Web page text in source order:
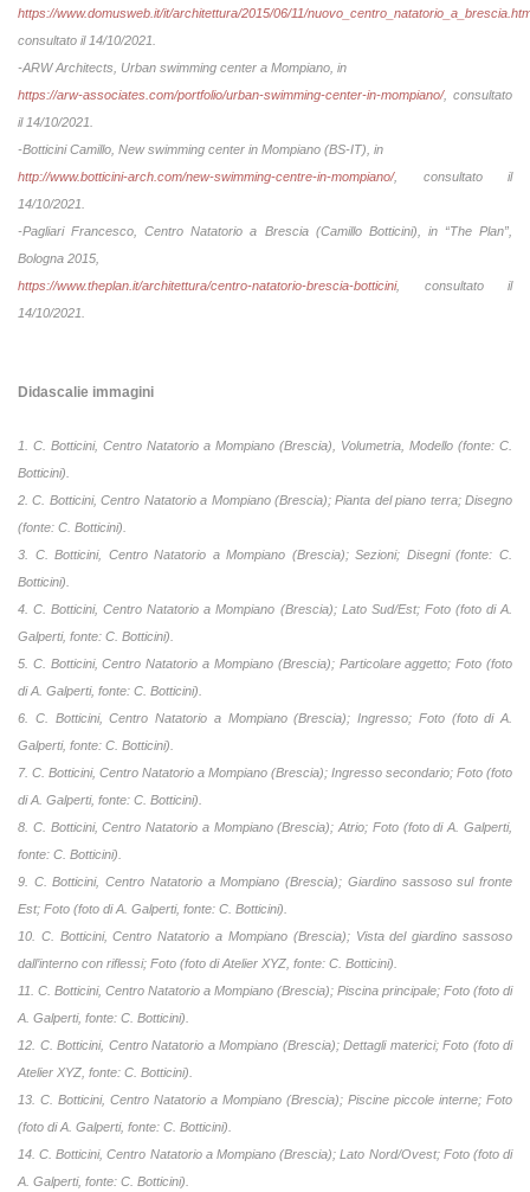
https://www.domusweb.it/it/architettura/2015/06/11/
consultato il 14/10/2021.
-ARW Architects, Urban swimming center a Mompiano, in
https://arw-associates.com/portfolio/urban-swimming-center-in-mompiano/, consultato
il 14/10/2021.
-Botticini Camillo, New swimming center in Mompiano (BS-IT), in
http://www.botticini-arch.com/new-swimming-centre-in-mompiano/, consultato il
14/10/2021.
-Pagliari Francesco, Centro Natatorio a Brescia (Camillo Botticini), in “The Plan”,
Bologna 2015,
https://www.theplan.it/architettura/centro-natatorio-brescia-botticini, consultato il
14/10/2021.
Didascalie immagini
1. C. Botticini, Centro Natatorio a Mompiano (Brescia), Volumetria, Modello (fonte: C.
Botticini).
2. C. Botticini, Centro Natatorio a Mompiano (Brescia); Pianta del piano terra; Disegno
(fonte: C. Botticini).
3. C. Botticini, Centro Natatorio a Mompiano (Brescia); Sezioni; Disegni (fonte: C.
Botticini).
4. C. Botticini, Centro Natatorio a Mompiano (Brescia); Lato Sud/Est; Foto (foto di A.
Galperti, fonte: C. Botticini).
5. C. Botticini, Centro Natatorio a Mompiano (Brescia); Particolare aggetto; Foto (foto
di A. Galperti, fonte: C. Botticini).
6. C. Botticini, Centro Natatorio a Mompiano (Brescia); Ingresso; Foto (foto di A.
Galperti, fonte: C. Botticini).
7. C. Botticini, Centro Natatorio a Mompiano (Brescia); Ingresso secondario; Foto (foto
di A. Galperti, fonte: C. Botticini).
8. C. Botticini, Centro Natatorio a Mompiano (Brescia); Atrio; Foto (foto di A. Galperti,
fonte: C. Botticini).
9. C. Botticini, Centro Natatorio a Mompiano (Brescia); Giardino sassoso sul fronte
Est; Foto (foto di A. Galperti, fonte: C. Botticini).
10. C. Botticini, Centro Natatorio a Mompiano (Brescia); Vista del giardino sassoso
dall’interno con riflessi; Foto (foto di Atelier XYZ, fonte: C. Botticini).
11. C. Botticini, Centro Natatorio a Mompiano (Brescia); Piscina principale; Foto (foto di
A. Galperti, fonte: C. Botticini).
12. C. Botticini, Centro Natatorio a Mompiano (Brescia); Dettagli materici; Foto (foto di
Atelier XYZ, fonte: C. Botticini).
13. C. Botticini, Centro Natatorio a Mompiano (Brescia); Piscine piccole interne; Foto
(foto di A. Galperti, fonte: C. Botticini).
14. C. Botticini, Centro Natatorio a Mompiano (Brescia); Lato Nord/Ovest; Foto (foto di
A. Galperti, fonte: C. Botticini).